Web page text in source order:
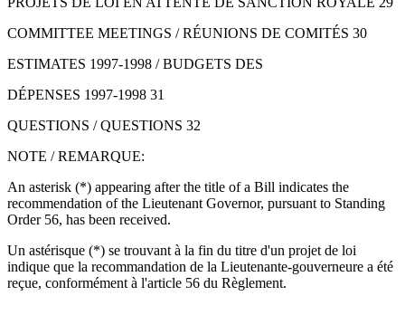
COMMITTEE MEETINGS / RÉUNIONS DE COMITÉS 30
ESTIMATES 1997-1998 / BUDGETS DES
DÉPENSES 1997-1998 31
QUESTIONS / QUESTIONS 32
NOTE / REMARQUE:
An asterisk (*) appearing after the title of a Bill indicates the
recommendation of the Lieutenant Governor, pursuant to Standing
Order 56, has been received.
Un astérisque (*) se trouvant à la fin du titre d'un projet de loi
indique que la recommandation de la Lieutenante-gouverneure a été
reçue, conformément à l'article 56 du Règlement.